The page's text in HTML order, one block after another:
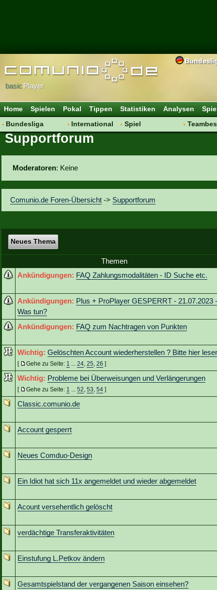
basicPlayer
Home Spielen Pokal Tippen Statistiken Analysen
Bundesliga
Hot News
Spielanalyse
Vereinsfragen
International
Vereine
Spiel
Supportforum
Moderatoren: Keine
Comunio.de Foren-Übersicht -> Supportforum
Neues Thema
Themen
Ankündigungen: FAQ Zahlungsmodalitäten - ID Suche etc.
Ankündigungen: Plus + ProPlayer GESPERRT - 21.07.2023 -
Was tun?
Ankündigungen: FAQ zum Nachtragen von Punkten
Wichtig: Gelöschten Account wiederherstellen ? Bitte hier
[ Gehe zu Seite: 1 ... 24, 25, 26 ]
Wichtig: Probleme bei Überweisungen und Verlängerungen
[ Gehe zu Seite: 1 ... 52, 53, 54 ]
Classic.comunio.de
Account gesperrt
Neues Comduo-Design
Ein Idiot hat sich 11x angemeldet und wieder abgemeldet
Acount versehentlich gelöscht
verdächtige Transferaktivitäten
Einstufung L.Petkov ändern
Gesamtspielstand der vergangenen Saison einsehen?